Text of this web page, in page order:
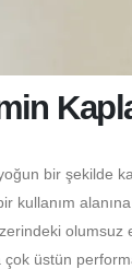
bir şekilde
kullanım
üstün